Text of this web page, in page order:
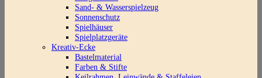
Sand- & Wasserspielzeug
Sonnenschutz
Spielhäuser
Spielplatzgeräte
Kreativ-Ecke
Bastelmaterial
Farben & Stifte